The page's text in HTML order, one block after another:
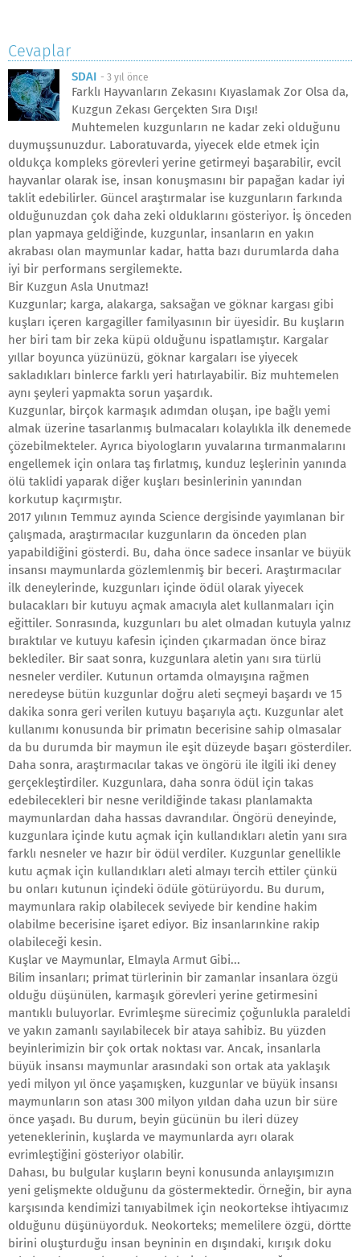
Cevaplar
SDAI - 3 yıl önce
Farklı Hayvanların Zekasını Kıyaslamak Zor Olsa da,
Kuzgun Zekası Gerçekten Sıra Dışı!
Muhtemelen kuzgunların ne kadar zeki olduğunu
duymuşsunuzdur. Laboratuvarda, yiyecek elde etmek için
oldukça kompleks görevleri yerine getirmeyi başarabilir, evcil
hayvanlar olarak ise, insan konuşmasını bir papağan kadar iyi
taklit edebilirler. Güncel araştırmalar ise kuzgunların farkında
olduğunuzdan çok daha zeki olduklarını gösteriyor. İş önceden
plan yapmaya geldiğinde, kuzgunlar, insanların en yakın
akrabası olan maymunlar kadar, hatta bazı durumlarda daha
iyi bir performans sergilemekte.
Bir Kuzgun Asla Unutmaz!
Kuzgunlar; karga, alakarga, saksağan ve göknar kargası gibi
kuşları içeren kargagiller familyasının bir üyesidir. Bu kuşların
her biri tam bir zeka küpü olduğunu ispatlamıştır. Kargalar
yıllar boyunca yüzünüzü, göknar kargaları ise yiyecek
sakladıkları binlerce farklı yeri hatırlayabilir. Biz muhtemelen
aynı şeyleri yapmakta sorun yaşardık.
Kuzgunlar, birçok karmaşık adımdan oluşan, ipe bağlı yemi
almak üzerine tasarlanmış bulmacaları kolaylıkla ilk denemede
çözebilmekteler. Ayrıca biyologların yuvalarına tırmanmalarını
engellemek için onlara taş fırlatmış, kunduz leşlerinin yanında
ölü taklidi yaparak diğer kuşları besinlerinin yanından
korkutup kaçırmıştır.
2017 yılının Temmuz ayında Science dergisinde yayımlanan bir
çalışmada, araştırmacılar kuzgunların da önceden plan
yapabildiğini gösterdi. Bu, daha önce sadece insanlar ve büyük
insansı maymunlarda gözlemlenmiş bir beceri. Araştırmacılar
ilk deneylerinde, kuzgunları içinde ödül olarak yiyecek
bulacakları bir kutuyu açmak amacıyla alet kullanmaları için
eğittiler. Sonrasında, kuzgunları bu alet olmadan kutuyla yalnız
bıraktılar ve kutuyu kafesin içinden çıkarmadan önce biraz
beklediler. Bir saat sonra, kuzgunlara aletin yanı sıra türlü
nesneler verdiler. Kutunun ortamda olmayışına rağmen
neredeyse bütün kuzgunlar doğru aleti seçmeyi başardı ve 15
dakika sonra geri verilen kutuyu başarıyla açtı. Kuzgunlar alet
kullanımı konusunda bir primatın becerisine sahip olmasalar
da bu durumda bir maymun ile eşit düzeyde başarı gösterdiler.
Daha sonra, araştırmacılar takas ve öngörü ile ilgili iki deney
gerçekleştirdiler. Kuzgunlara, daha sonra ödül için takas
edebilecekleri bir nesne verildiğinde takası planlamakta
maymunlardan daha hassas davrandılar. Öngörü deneyinde,
kuzgunlara içinde kutu açmak için kullandıkları aletin yanı sıra
farklı nesneler ve hazır bir ödül verdiler. Kuzgunlar genellikle
kutu açmak için kullandıkları aleti almayı tercih ettiler çünkü
bu onları kutunun içindeki ödüle götürüyordu. Bu durum,
maymunlara rakip olabilecek seviyede bir kendine hakim
olabilme becerisine işaret ediyor. Biz insanlarınkine rakip
olabileceği kesin.
Kuşlar ve Maymunlar, Elmayla Armut Gibi...
Bilim insanları; primat türlerinin bir zamanlar insanlara özgü
olduğu düşünülen, karmaşık görevleri yerine getirmesini
mantıklı buluyorlar. Evrimleşme sürecimiz çoğunlukla paraleldi
ve yakın zamanlı sayılabilecek bir ataya sahibiz. Bu yüzden
beyinlerimizin bir çok ortak noktası var. Ancak, insanlarla
büyük insansı maymunlar arasındaki son ortak ata yaklaşık
yedi milyon yıl önce yaşamışken, kuzgunlar ve büyük insansı
maymunların son atası 300 milyon yıldan daha uzun bir süre
önce yaşadı. Bu durum, beyin gücünün bu ileri düzey
yeteneklerinin, kuşlarda ve maymunlarda ayrı olarak
evrimleştiğini gösteriyor olabilir.
Dahası, bu bulgular kuşların beyni konusunda anlayışımızın
yeni gelişmekte olduğunu da göstermektedir. Örneğin, bir ayna
karşısında kendimizi tanıyabilmek için neokortekse ihtiyacımız
olduğunu düşünüyorduk. Neokorteks; memelilere özgü, dörtte
birini oluşturduğu insan beyninin en dışındaki, kırışık doku